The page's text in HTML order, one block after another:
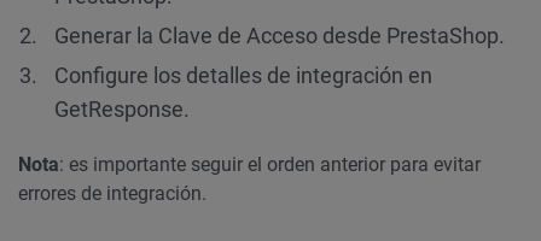
Generar la Clave de Acceso desde PrestaShop.
Configure los detalles de integración en
GetResponse.
Nota: es importante seguir el orden anterior para evitar
errores de integración.